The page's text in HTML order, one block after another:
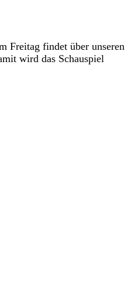
Freitag findet über unseren
wird das Schauspiel